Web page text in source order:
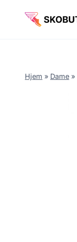
Hjem » Dame »